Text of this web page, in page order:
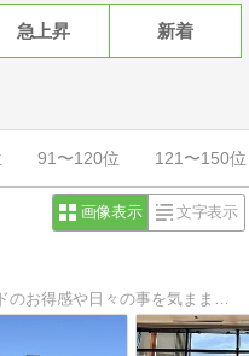
急上昇 新着
91〜120位 121〜150位
画像表示 文字表示